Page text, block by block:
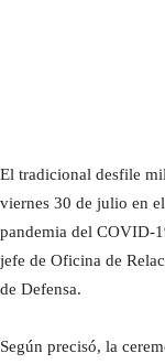
El tradicional desfile
viernes 30 de julio en
pandemia del COVID-
jefe de Oficina de
de Defensa.
Según precisó, la